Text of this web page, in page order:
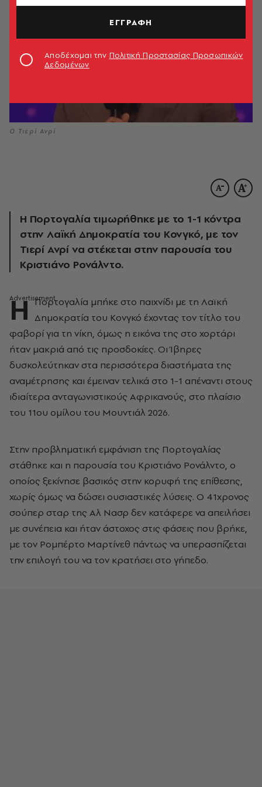
Ο Τιερί Ανρί
Η Πορτογαλία τιμωρήθηκε με το 1-1 κόντρα
στην Λαϊκή Δημοκρατία του Κονγκό, με τον
Τιερί Ανρί να στέκεται στην παρουσία του
Κριστιάνο Ρονάλντο.
Η Πορτογαλία μπήκε στο παιχνίδι με τη Λαϊκή
Δημοκρατία του Κονγκό έχοντας τον τίτλο του
φαβορί για τη νίκη, όμως η εικόνα της στο χορτάρι
ήταν μακριά από τις προσδοκίες. Οι Ίβηρες
δυσκολεύτηκαν στα περισσότερα διαστήματα της
αναμέτρησης και έμειναν τελικά στο 1-1 απέναντι στους
ιδιαίτερα ανταγωνιστικούς Αφρικανούς, στο πλαίσιο
του 11ου ομίλου του Μουντιάλ 2026.
Στην προβληματική εμφάνιση της Πορτογαλίας
στάθηκε και η παρουσία του Κριστιάνο Ρονάλντο, ο
οποίος ξεκίνησε βασικός στην κορυφή της επίθεσης,
χωρίς όμως να δώσει ουσιαστικές λύσεις. Ο 41χρονος
σούπερ σταρ της Αλ Νασρ δεν κατάφερε να απειλήσει
με συνέπεια και ήταν άστοχος στις φάσεις που βρήκε,
με τον Ρομπέρτο Μαρτίνεθ πάντως να υπερασπίζεται
την επιλογή του να τον κρατήσει στο γήπεδο.
ΕΓΓΡΑΦΗ
Αποδέχομαι την Πολιτική Προστασίας Προσωπικών
Δεδομένων